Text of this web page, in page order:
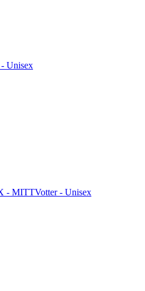
Unisex
- MITTVotter - Unisex